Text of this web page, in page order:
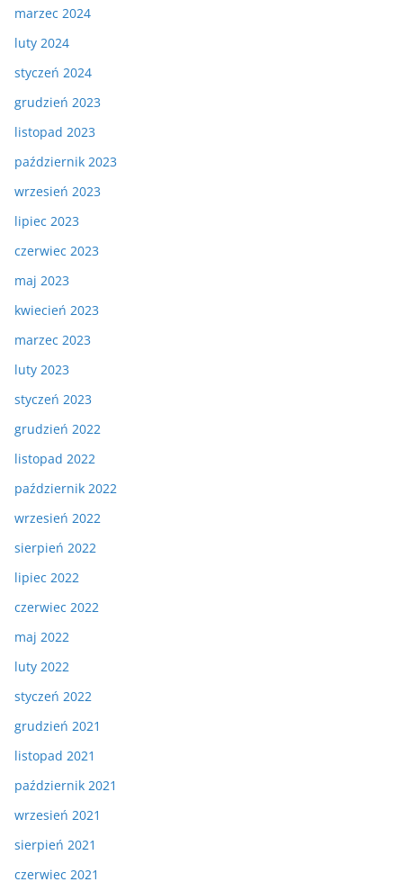
marzec 2024
luty 2024
styczeń 2024
grudzień 2023
listopad 2023
październik 2023
wrzesień 2023
lipiec 2023
czerwiec 2023
maj 2023
kwiecień 2023
marzec 2023
luty 2023
styczeń 2023
grudzień 2022
listopad 2022
październik 2022
wrzesień 2022
sierpień 2022
lipiec 2022
czerwiec 2022
maj 2022
luty 2022
styczeń 2022
grudzień 2021
listopad 2021
październik 2021
wrzesień 2021
sierpień 2021
czerwiec 2021